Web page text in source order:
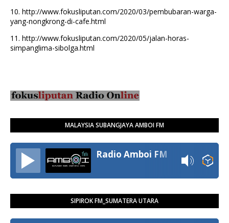
10. http://www.fokusliputan.com/2020/03/pembubaran-warga-
yang-nongkrong-di-cafe.html
11. http://www.fokusliputan.com/2020/05/jalan-horas-
simpanglima-sibolga.html
MALAYSIA SUBANGJAYA AMBOI FM
Radio Amboi FM
SIPIROK FM_SUMATERA UTARA